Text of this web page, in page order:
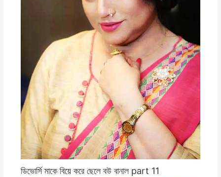
ডিভোর্সি মাকে বিয়ে করে ছেলে বউ বানাল part 11